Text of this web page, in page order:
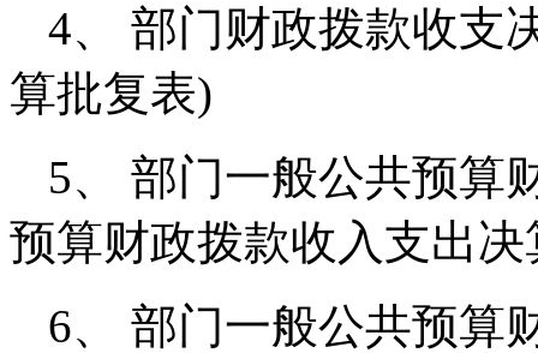
4、 部门财政拨款收支
算批复表)
5、 部门一般公共预算
预算财政拨款收入支出
6、 部门一般公共预算